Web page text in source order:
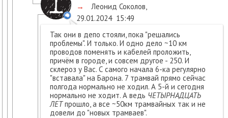
→
Леонид Соколов
29.01.2024 15:49
Так они в депо стояли, пока "решались
проблемы". И только. И одно дело ~10 км
проводов поменять и кабелей проложить,
причём в городе, и совсем другое - 250. И
склероз у Вас. С самого начала 6-ка регулярно
"вставала" на Барона. 7 трамвай прямо сейчас
полгода нормально не ходил. А 5-й и сегодня
нормально не ходит. А ведь ЧЕТЫРНАДЦАТЬ
ЛЕТпрошло, а все ~50км трамвайных так и не
довели до "новых трамваев".